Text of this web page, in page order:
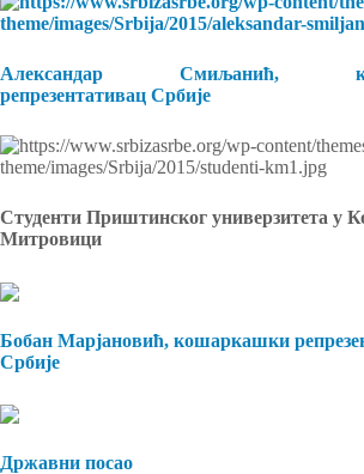
Александар Смиљанић,
репрезентативац Србије
Студенти Приштинског универзитета у
Митровици
Бобан Марјановић, кошаркашки
Србије
Државни посао